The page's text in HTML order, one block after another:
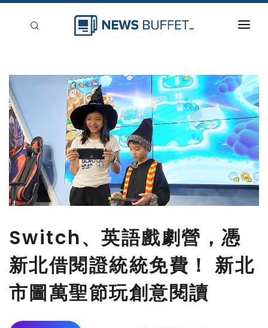
Switch、英語戲劇營，憑
新北借閱證統統免費！ 新北
市圖萬聖節玩創意閱讀